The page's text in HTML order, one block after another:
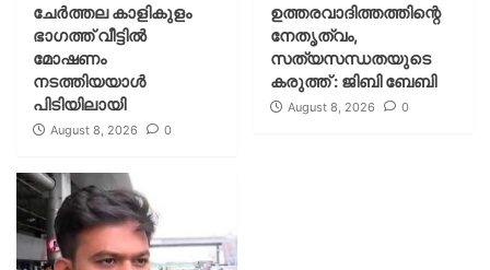
ചേർത്തല കാളികുളം
ഭാഗത്ത് വീട്ടിൽ
മോഷണം
നടത്തിയയാൾ
പിടിയിലായി
August 8, 2026 0
ഉത്തരവാദിത്തത്തിന്റെ
നേതൃത്വം,
സത്യസന്ധതയുടെ
കരുത്ത് : ജിബി ബേബി
August 8, 2026 0